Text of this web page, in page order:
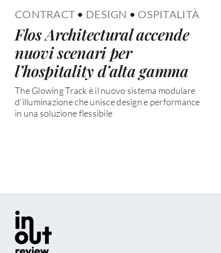
CONTRACT • DESIGN • OSPITALITÀ
Flos Architectural accende
nuovi scenari per
l’hospitality d’alta gamma
The Glowing Track è il nuovo sistema modulare
d'illuminazione che unisce design e performance
in una soluzione flessibile